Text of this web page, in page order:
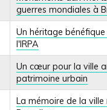
guerres mondiales à
Un héritage
l'IRPA
Un cœur pour la ville
patrimoine urbain
La mémoire de la ville